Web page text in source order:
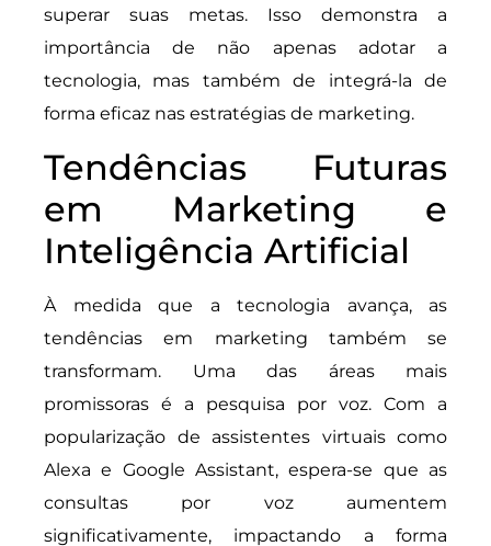
superar suas metas. Isso demonstra a
importância de não apenas adotar a
tecnologia, mas também de integrá-la de
forma eficaz nas estratégias de marketing.
Tendências Futuras
em Marketing e
Inteligência Artificial
À medida que a tecnologia avança, as
tendências em marketing também se
transformam. Uma das áreas mais
promissoras é a pesquisa por voz. Com a
popularização de assistentes virtuais como
Alexa e Google Assistant, espera-se que as
consultas por voz aumentem
significativamente, impactando a forma